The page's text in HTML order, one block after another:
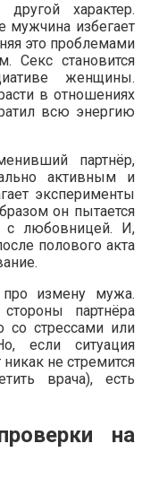
характер.
мужчина избегает
это проблемами
Секс становится
женщины.
в отношениях
всю энергию
партнёр,
активным и
эксперименты
он пытается
с любовницей. И,
полового акта
про измену мужа.
партнёра
со стрессами или
если ситуация
никак не стремится
врача), есть
на